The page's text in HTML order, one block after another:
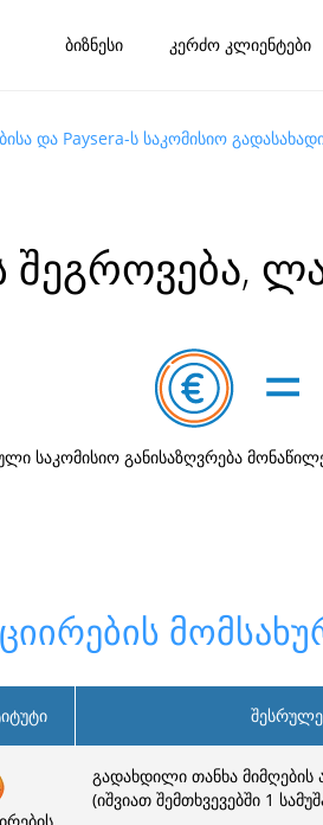
ბიზნესი კერძო კლიენტები
და Paysera-ს საკომისიო
შეგროვება,
საკომისიო განისაზღვრება
გადახდილი თანხა მიმღების
(იშვიათ შემთხვევებში 1